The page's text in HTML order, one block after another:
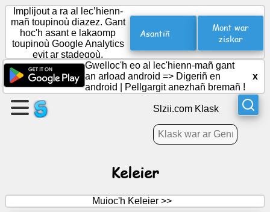
Krouiñ
ur
bajenn
Krouiñ
Implijout a ra al lec’hienn-
mañ toupinoù diazez. Gant
hoc'h asant e lakaomp
toupinoù Google Analytics
evit ar stadegoù.
Asantiñ
Mont war
ziskar
Gwelloc'h eo al lec'hienn-mañ gant
an arload android => Digeriñ en
android
Pellgargit anezhañ bremañ !
x
Slzii.com Klask
Keleier
Muioc'h Keleier >>